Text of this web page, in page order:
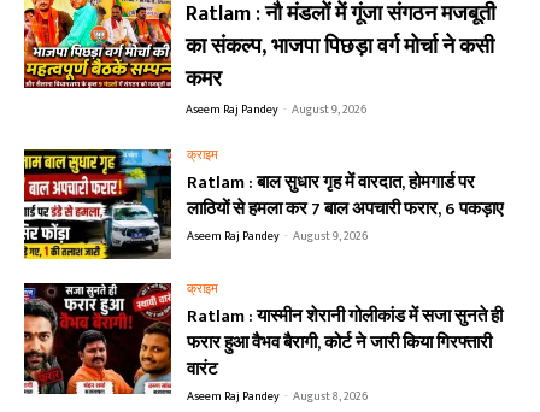
Ratlam : नौ मंडलों में गूंजा संगठन मजबूती
का संकल्प, भाजपा पिछड़ा वर्ग मोर्चा ने कसी
कमर
Aseem Raj Pandey - August 9, 2026
क्राइम
Ratlam : बाल सुधार गृह में वारदात, होमगार्ड पर
लाठियों से हमला कर 7 बाल अपचारी फरार, 6 पकड़ाए
Aseem Raj Pandey - August 9, 2026
क्राइम
Ratlam : यास्मीन शेरानी गोलीकांड में सजा सुनते ही
फरार हुआ वैभव बैरागी, कोर्ट ने जारी किया गिरफ्तारी
वारंट
Aseem Raj Pandey - August 8, 2026